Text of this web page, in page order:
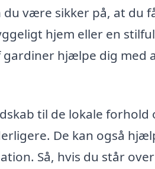
være sikker på, at du
hjem eller en
hjælpe dig med
til de lokale forhold
De kan også
Så, hvis du står